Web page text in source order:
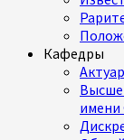
Кафедры
имени